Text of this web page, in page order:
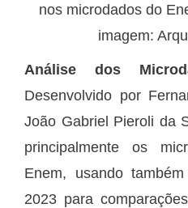
nos microdados do
imagem:
Análise dos
Desenvolvido por
João Gabriel Pieroli da
principalmente os
Enem, usando
2023 para